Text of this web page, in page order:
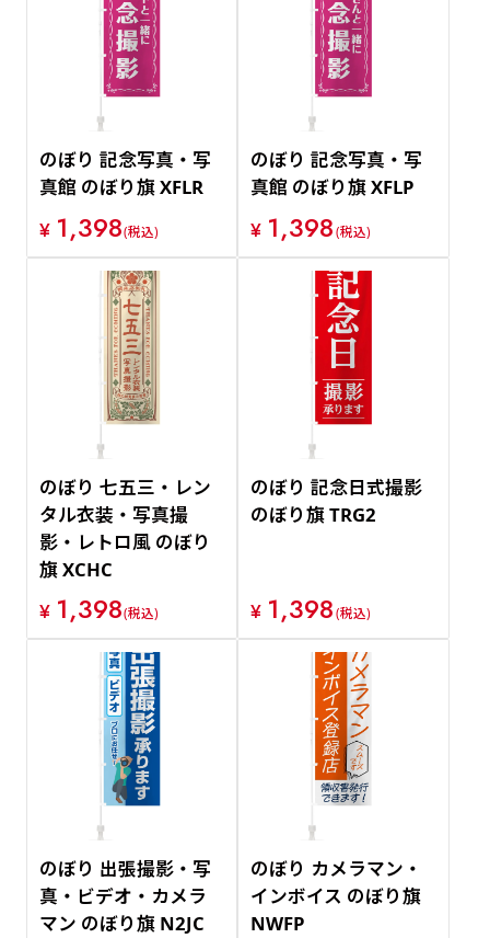
のぼり 記念写真・写
真館 のぼり旗 XFLR
¥ 1,398(税込)
のぼり 記念写真・写
真館 のぼり旗 XFLP
¥ 1,398(税込)
のぼり 七五三・レン
タル衣装・写真撮
影・レトロ風 のぼり
旗 XCHC
¥ 1,398(税込)
のぼり 記念日式撮影
のぼり旗 TRG2
¥ 1,398(税込)
のぼり 出張撮影・写
真・ビデオ・カメラ
マン のぼり旗 N2JC
のぼり カメラマン・
インボイス のぼり旗
NWFP